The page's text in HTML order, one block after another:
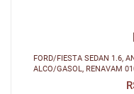
FORD/FIESTA SEDAN 1.6,
ALCO/GASOL, RENAVAM